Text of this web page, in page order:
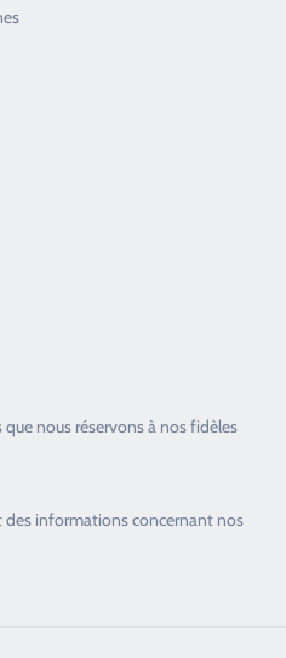
nous réservons à nos fidèles
des informations concernant nos